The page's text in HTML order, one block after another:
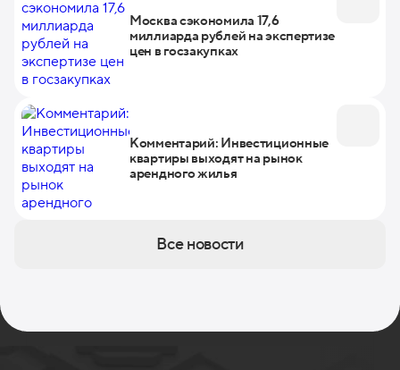
Москва сэкономила 17,6
миллиарда рублей на экспертизе
цен в госзакупках
Комментарий: Инвестиционные
квартиры выходят на рынок
арендного жилья
Все новости